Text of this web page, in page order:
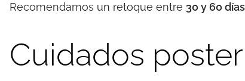
Recomendamos un retoque entre 30 y 60 días
Cuidados